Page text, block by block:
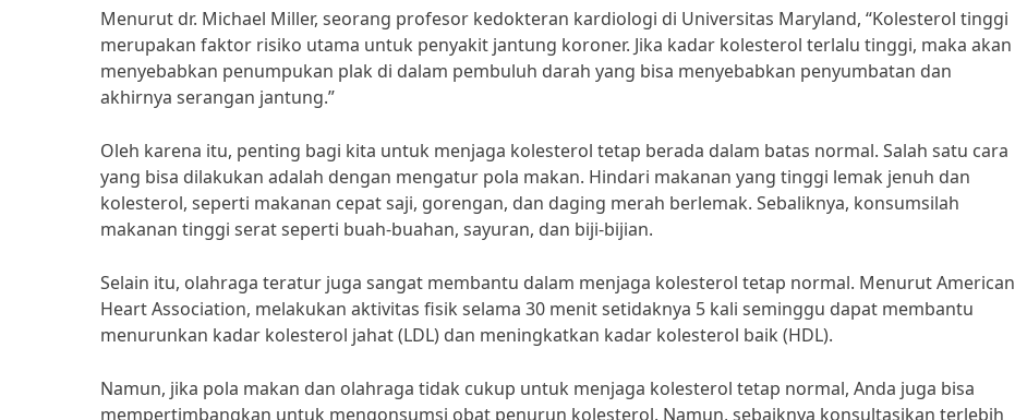
Menurut dr. Michael Miller, seorang profesor kedokteran kardiologi di Universitas Maryland, “Kolesterol tinggi
merupakan faktor risiko utama untuk penyakit jantung koroner. Jika kadar kolesterol terlalu tinggi, maka akan
menyebabkan penumpukan plak di dalam pembuluh darah yang bisa menyebabkan penyumbatan dan
akhirnya serangan jantung.”
Oleh karena itu, penting bagi kita untuk menjaga kolesterol tetap berada dalam batas normal. Salah satu cara
yang bisa dilakukan adalah dengan mengatur pola makan. Hindari makanan yang tinggi lemak jenuh dan
kolesterol, seperti makanan cepat saji, gorengan, dan daging merah berlemak. Sebaliknya, konsumsilah
makanan tinggi serat seperti buah-buahan, sayuran, dan biji-bijian.
Selain itu, olahraga teratur juga sangat membantu dalam menjaga kolesterol tetap normal. Menurut American
Heart Association, melakukan aktivitas fisik selama 30 menit setidaknya 5 kali seminggu dapat membantu
menurunkan kadar kolesterol jahat (LDL) dan meningkatkan kadar kolesterol baik (HDL).
Namun, jika pola makan dan olahraga tidak cukup untuk menjaga kolesterol tetap normal, Anda juga bisa
mempertimbangkan untuk mengonsumsi obat penurun kolesterol. Namun, sebaiknya konsultasikan terlebih